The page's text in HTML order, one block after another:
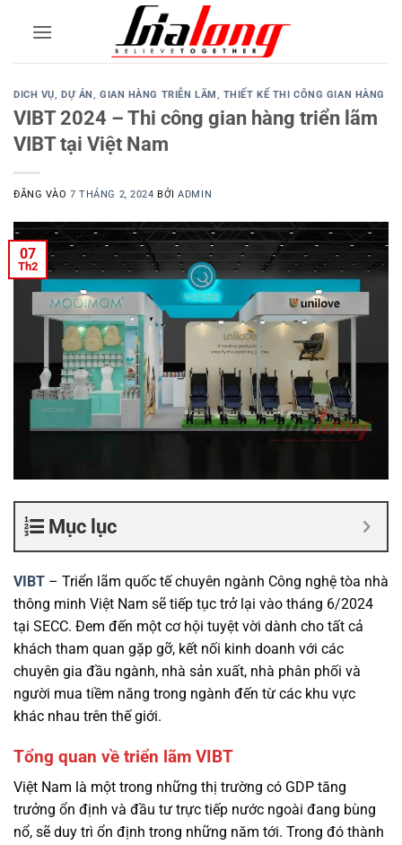
DICH VỤ,DỰ ÁN, GIAN HÀNG TRIỄN LÃM, THIẾT KẾ THI CÔNG GIAN HÀNG
VIBT 2024 – Thi công gian hàng triển lãm
VIBT tại Việt Nam
ĐĂNG VÀO7 THÁNG 2, 2024 BỞIADMIN
07
Th2
Mục lục
VIBT – Triển lãm quốc tế chuyên ngành Công nghệ tòa nhà
thông minh Việt Nam sẽ tiếp tục trở lại vào tháng 6/2024
tại SECC. Đem đến một cơ hội tuyệt vời dành cho tất cả
khách tham quan gặp gỡ, kết nối kinh doanh với các
chuyên gia đầu ngành, nhà sản xuất, nhà phân phối và
người mua tiềm năng trong ngành đến từ các khu vực
khác nhau trên thế giới.
Tổng quan về triển lãm VIBT
Việt Nam là một trong những thị trường có GDP tăng
trưởng ổn định và đầu tư trực tiếp nước ngoài đang bùng
nổ, sẽ duy trì ổn định trong những năm tới. Trong đó thành